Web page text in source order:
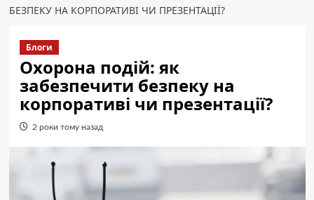
БЕЗПЕКУ НА КОРПОРАТИВІ ЧИ ПРЕЗЕНТАЦІЇ?
Блоги
Охорона подій: як
забезпечити безпеку на
корпоративі чи презентації?
2 роки тому назад